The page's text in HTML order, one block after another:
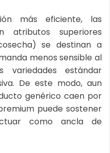
más eficiente, las
atributos superiores
se destinan a
menos sensible al
variedades estándar
De este modo, aun
genérico caen por
puede sostener
como ancla de